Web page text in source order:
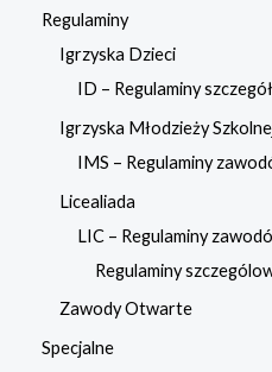
Regulaminy
Igrzyska Dzieci
ID – Regulaminy
Igrzyska Młodzieży
IMS – Regulaminy
Licealiada
LIC – Regulaminy
Regulaminy
Zawody Otwarte
Specjalne